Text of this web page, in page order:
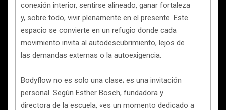
conexión interior, sentirse alineado, ganar fortaleza
y, sobre todo, vivir plenamente en el presente. Este
espacio se convierte en un refugio donde cada
movimiento invita al autodescubrimiento, lejos de
las demandas externas o la autoexigencia.
Bodyflow no es solo una clase; es una invitación
personal. Según Esther Bosch, fundadora y
directora de la escuela, «es un momento dedicado a